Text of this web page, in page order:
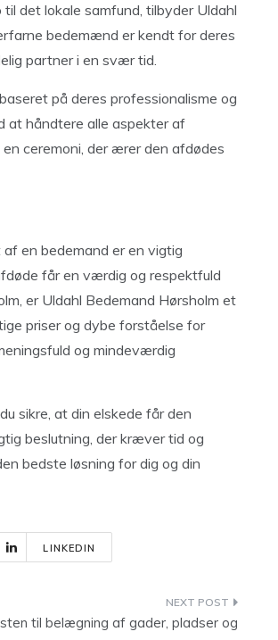
det lokale samfund, tilbyder Uldahl
bedemænd er kendt for deres
partner i en svær tid.
på deres professionalisme og
at håndtere alle aspekter af
ceremoni, der ærer den afdødes
en bedemand er en vigtig
får en værdig og respektfuld
er Uldahl Bedemand Hørsholm et
priser og dybe forståelse for
og mindeværdig
sikre, at din elskede får den
beslutning, der kræver tid og
bedste løsning for dig og din
LINKEDIN
til belægning af gader, pladser og